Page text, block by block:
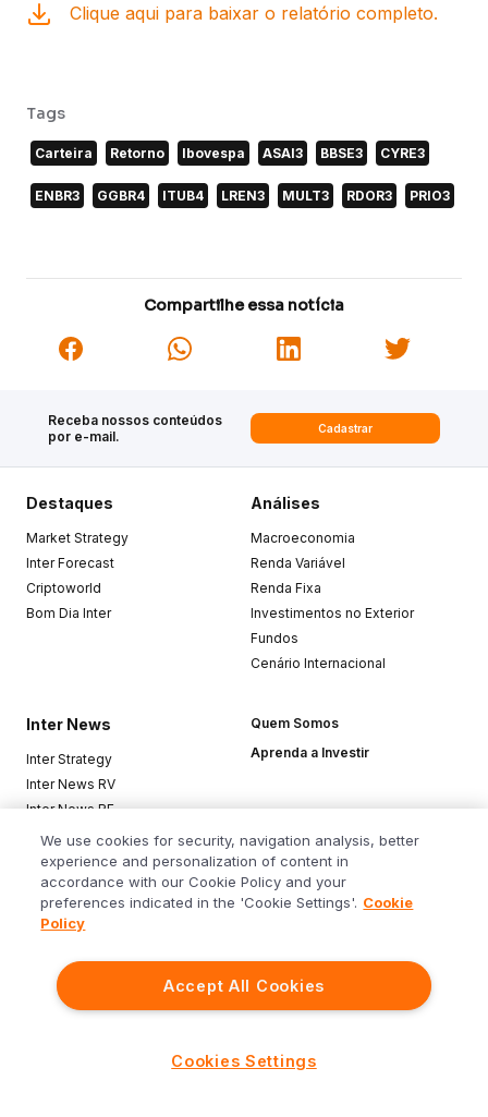
Clique aqui para baixar o relatório completo.
Tags
Carteira Retorno Ibovespa ASAI3 BBSE3 CYRE3
ENBR3 GGBR4 ITUB4 LREN3 MULT3 RDOR3 PRIO3
Compartilhe essa notícia
Receba nossos conteúdos
por e-mail.
Cadastrar
Siga o Inter
Destaques
Market Strategy
Inter Forecast
Criptoworld
Bom Dia Inter
Análises
Macroeconomia
Renda Variável
Renda Fixa
Investimentos no Exterior
Fundos
Cenário Internacional
Inter News
Inter Strategy
Inter News RV
Inter News RF
Top Funds
Quem Somos
Aprenda a Investir
Baixe o app
We use cookies for security, navigation analysis, better
experience and personalization of content in
accordance with our Cookie Policy and your
preferences indicated in the 'Cookie Settings'. Cookie
Policy
Accept All Cookies
Cookies Settings